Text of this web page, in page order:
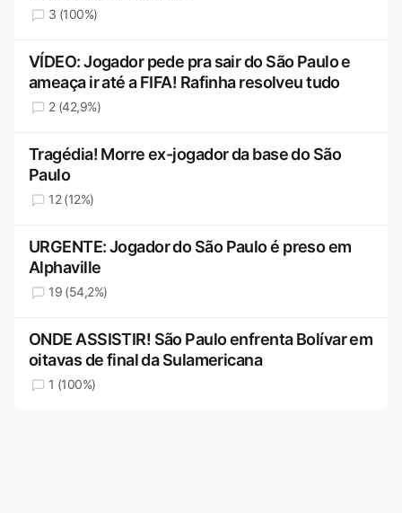
3 (100%)
VÍDEO: Jogador pede pra sair do São Paulo e
ameaça ir até a FIFA! Rafinha resolveu tudo
2 (42,9%)
Tragédia! Morre ex-jogador da base do São
Paulo
12 (12%)
URGENTE: Jogador do São Paulo é preso em
Alphaville
19 (54,2%)
ONDE ASSISTIR! São Paulo enfrenta Bolívar em
oitavas de final da Sulamericana
1 (100%)